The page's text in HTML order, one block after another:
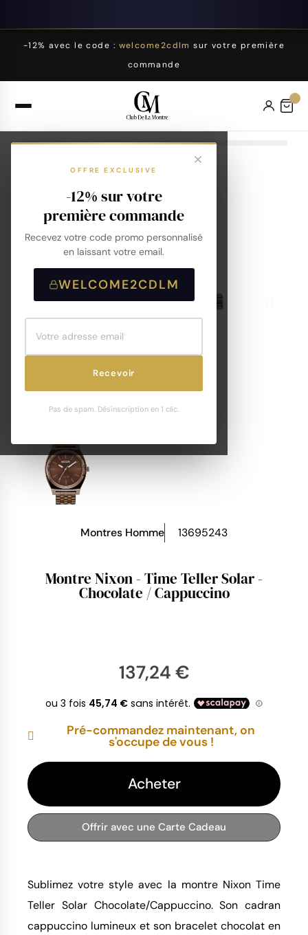
-12% avec le code : welcome2cdlm sur votre première
commande
OFFRE EXCLUSIVE
-12% sur votre
première commande
Recevez votre code promo personnalisé
en laissant votre email.
WELCOME2CDLM
Recevoir
Pas de spam. Désinscription en 1 clic.
Montres Homme 13695243
Montre Nixon - Time Teller Solar -
Chocolate / Cappuccino
137,24 €
Pré-commandez maintenant, on
s'occupe de vous !
Acheter
Offrir avec une Carte Cadeau
Sublimez votre style avec la montre Nixon Time
Teller Solar Chocolate/Cappuccino. Son cadran
cappuccino lumineux et son bracelet chocolat en